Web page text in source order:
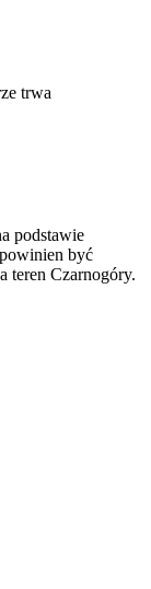
trwa
podstawie
być
teren Czarnogóry.